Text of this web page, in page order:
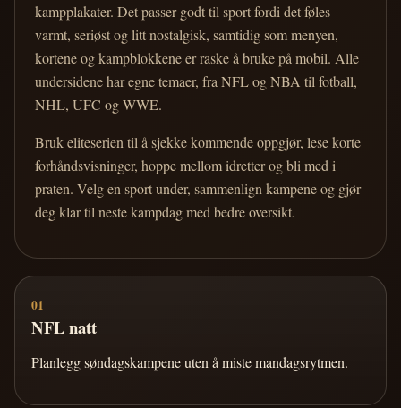
kampplakater. Det passer godt til sport fordi det føles
varmt, seriøst og litt nostalgisk, samtidig som menyen,
kortene og kampblokkene er raske å bruke på mobil. Alle
undersidene har egne temaer, fra NFL og NBA til fotball,
NHL, UFC og WWE.
Bruk eliteserien til å sjekke kommende oppgjør, lese korte
forhåndsvisninger, hoppe mellom idretter og bli med i
praten. Velg en sport under, sammenlign kampene og gjør
deg klar til neste kampdag med bedre oversikt.
01
NFL natt
Planlegg søndagskampene uten å miste mandagsrytmen.